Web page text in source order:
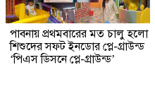
পাবনায় প্রথমবারের মত চালু হলো
শিশুদের সফট ইনডোর প্লে-গ্রাউন্ড
‘পিএস ডিসনে প্লে-গ্রাউন্ড’